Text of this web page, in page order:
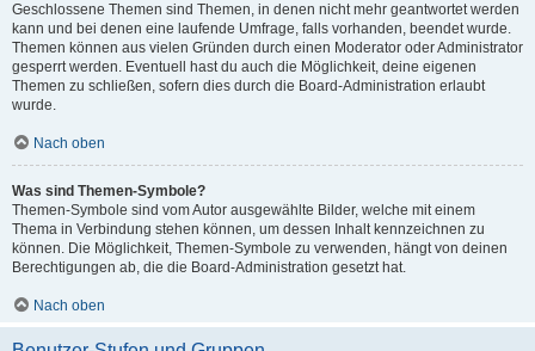
Geschlossene Themen sind Themen, in denen nicht mehr geantwortet werden
kann und bei denen eine laufende Umfrage, falls vorhanden, beendet wurde.
Themen können aus vielen Gründen durch einen Moderator oder Administrator
gesperrt werden. Eventuell hast du auch die Möglichkeit, deine eigenen
Themen zu schließen, sofern dies durch die Board-Administration erlaubt
wurde.
Nach oben
Was sind Themen-Symbole?
Themen-Symbole sind vom Autor ausgewählte Bilder, welche mit einem
Thema in Verbindung stehen können, um dessen Inhalt kennzeichnen zu
können. Die Möglichkeit, Themen-Symbole zu verwenden, hängt von deinen
Berechtigungen ab, die die Board-Administration gesetzt hat.
Nach oben